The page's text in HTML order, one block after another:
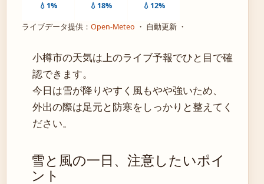
💧1% 💧18% 💧12%
ライブデータ提供： Open-Meteo ・ 自動更新 ・
小樽市の天気は上のライブ予報でひと目で確
認できます。
今日は雪が降りやすく風もやや強いため、
外出の際は足元と防寒をしっかりと整えてく
ださい。
雪と風の一日、注意したいポイ
ント